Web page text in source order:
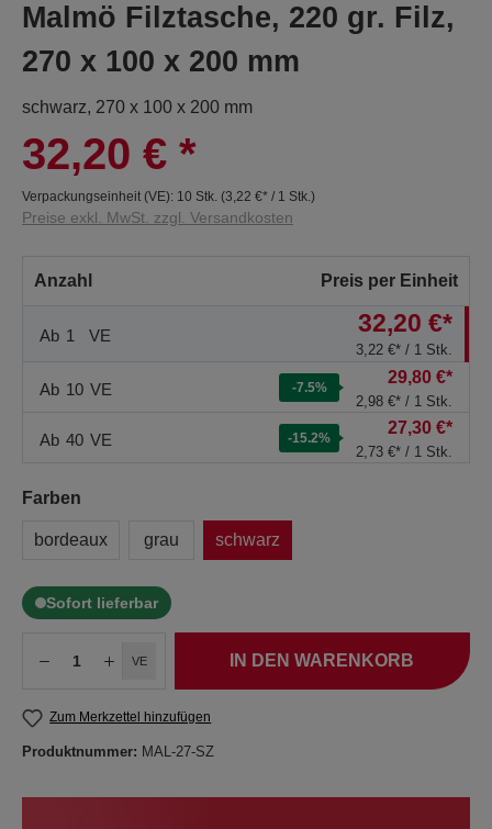
Malmö Filztasche, 220 gr. Filz,
270 x 100 x 200 mm
schwarz, 270 x 100 x 200 mm
32,20 € *
Verpackungseinheit (VE): 10 Stk. (3,22 €* / 1 Stk.)
Preise exkl. MwSt. zzgl. Versandkosten
Anzahl Preis per Einheit
Ab 1 VE 32,20 €*
3,22 €* / 1 Stk.
Ab 10 VE -7.5%
29,80 €*
2,98 €* / 1 Stk.
Ab 40 VE -15.2%
27,30 €*
2,73 €* / 1 Stk.
Farben
bordeaux grau schwarz
Sofort lieferbar
VE IN DEN WARENKORB
Zum Merkzettel hinzufügen
Produktnummer: MAL-27-SZ